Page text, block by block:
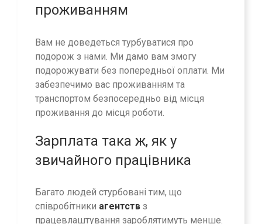
проживанням
Вам не доведеться турбуватися про
подорож з нами. Ми дамо вам змогу
подорожувати без попередньої оплати. Ми
забезпечимо вас проживанням та
транспортом безпосередньо від місця
проживання до місця роботи.
Зарплата така ж, як у
звичайного працівника
Багато людей стурбовані тим, що
співробітники агентств з
працевлаштування зароблятимуть менше.